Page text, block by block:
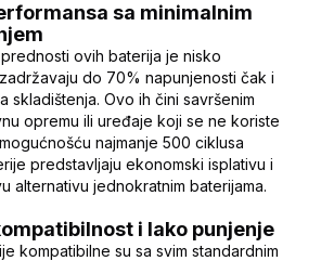
sa minimalnim
ovih baterija je nisko
do 70% napunjenosti čak i
skladištenja. Ovo ih čini savršenim
opremu ili uređaje koji se ne koriste
najmanje 500 ciklusa
predstavljaju ekonomski isplativu i
alternativu jednokratnim baterijama.
i lako punjenje
kompatibilne su sa svim standardnim